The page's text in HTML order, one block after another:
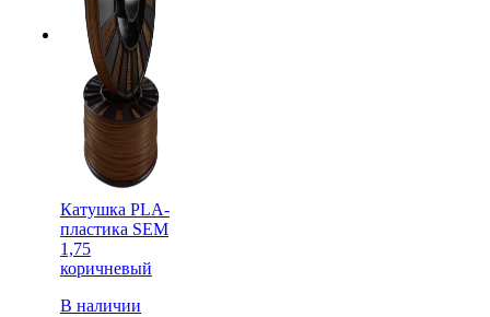
Катушка PLA-
пластика SEM
1,75
коричневый
В наличии